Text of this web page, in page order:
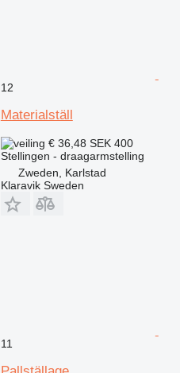
12
Materialställ
€ 36,48 SEK 400
Stellingen - draagarmstelling
Zweden, Karlstad
Klaravik Sweden
11